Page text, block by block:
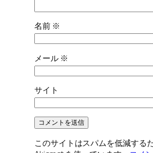
名前 ※
メール ※
サイト
このサイトはスパムを低減する